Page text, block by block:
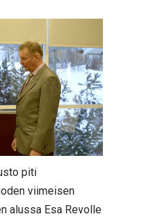
piti
viimeisen
alussa Esa Revolle